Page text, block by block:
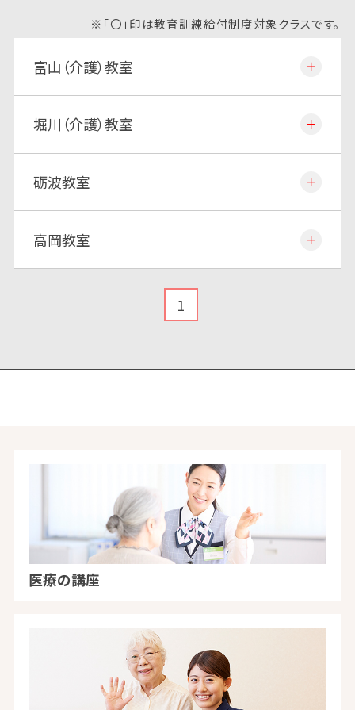
※「〇」印は教育訓練給付制度対象クラスです。
富山（介護）教室
堀川（介護）教室
砺波教室
高岡教室
1
医療の講座